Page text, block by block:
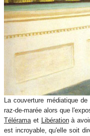
La couverture médiatique
raz-de-marée alors que
Télérama et Libérationà
est incroyable, qu'elle soit